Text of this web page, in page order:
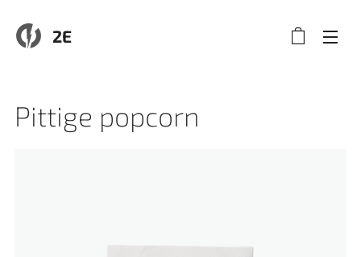
2E
Pittige popcorn